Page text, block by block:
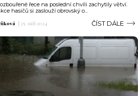
řece na poslední chvíli zachytily větví.
hasičů si zaslouží obrovský o...
| 25. září 2024 ČÍST DÁLE